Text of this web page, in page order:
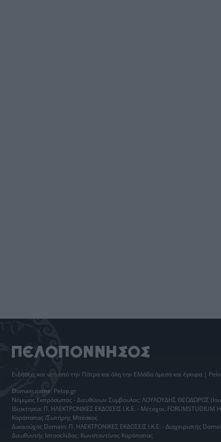
Ειδήσεις και νέα από την Πάτρα και όλη την Ελλάδα άμεσα και έγκυρα |
Domain name: Pelop.gr
Νόμιμος Εκπρόσωπος - Διευθύνων Σύμβουλος: ΛΟΥΛΟΥΔΗΣ ΘΕΟΔΩΡΟΣ
Ιδιοκτησία: Π. ΗΛΕΚΤΡΟΝΙΚΕΣ ΕΚΔΟΣΕΙΣ Ι.Κ.Ε. - Μέτοχοι: FORUMSTUDIUM
Καράπαπας /Σωτήρης Μπέσκος
Δικαιούχος Domain: Π. ΗΛΕΚΤΡΟΝΙΚΕΣ ΕΚΔΟΣΕΙΣ Ι.Κ.Ε. - Διαχειριστής
Διευθυντής Ιστοσελίδας: Κωνσταντίνος Καράπαπας